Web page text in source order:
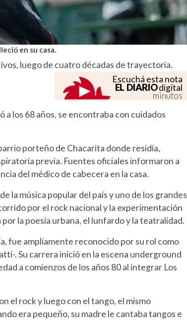
en su casa.
luego de cuatro décadas de trayectoria.
Escuchá esta nota
EL DIARIOdigital
minutos
los 68 años, se encontraba con cuidados
porteño de Chacarita donde residía,
previa. Fuentes oficiales informaron a
del médico de cabecera en la casa.
la música popular del país y uno de los grandes
por el rock nacional y la experimentación
la poesía urbana, el lunfardo y la teatralidad.
fue ampliamente reconocido por su rol como
. Su carrera inició en la escena underground
a comienzos de los años 80 al integrar Los
el rock y luego con el tango, el mismo
era pequeño, su madre le cantaba tangos e